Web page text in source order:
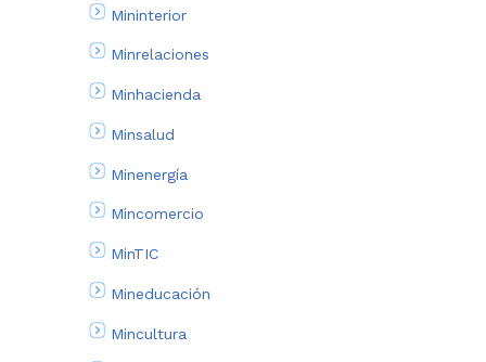
Mininterior
Minrelaciones
Minhacienda
Minsalud
Minenergía
Mincomercio
MinTIC
Mineducación
Mincultura